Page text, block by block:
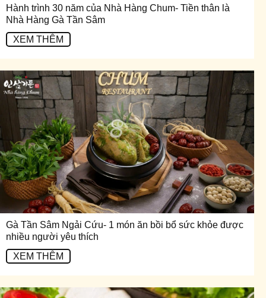
Hành trình 30 năm của Nhà Hàng Chum- Tiền thân là
Nhà Hàng Gà Tần Sâm
XEM THÊM
Gà Tần Sâm Ngải Cứu- 1 món ăn bồi bổ sức khỏe được
nhiều người yêu thích
XEM THÊM